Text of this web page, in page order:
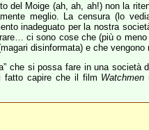
del Moige (ah, ah, ah!) non la
meglio. La censura (lo
inadeguato per la nostra
ci sono cose che (più o
disinformata) e che vengono
che si possa fare in una società
fatto capire che il film Watchmen